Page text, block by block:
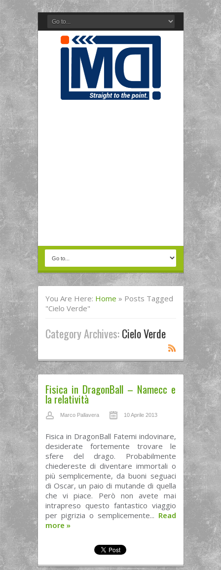
You Are Here: Home » Posts Tagged
"cielo Verde"
Category Archives:Cielo Verde
Fisica in DragonBall – Namecc e
la relatività
Marco Pallavera 10 Aprile 2013
Fisica in DragonBall Fatemi indovinare,
desiderate fortemente trovare le
sfere del drago. Probabilmente
chiedereste di diventare immortali o
più semplicemente, da buoni seguaci
di Oscar, un paio di mutande di quella
che vi piace. Però non avete mai
intrapreso questo fantastico viaggio
per pigrizia o semplicemente... Read
more »